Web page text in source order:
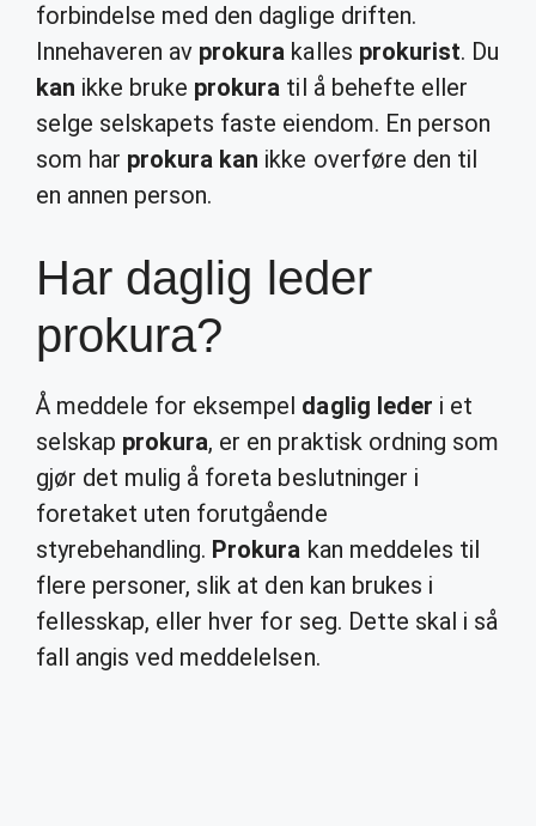
forbindelse med den daglige driften.
Innehaveren av prokura kalles prokurist. Du
kan ikke bruke prokura til å behefte eller
selge selskapets faste eiendom. En person
som har prokura kan ikke overføre den til
en annen person.
Har daglig leder
prokura?
Å meddele for eksempel daglig leder i et
selskap prokura, er en praktisk ordning som
gjør det mulig å foreta beslutninger i
foretaket uten forutgående
styrebehandling. Prokura kan meddeles til
flere personer, slik at den kan brukes i
fellesskap, eller hver for seg. Dette skal i så
fall angis ved meddelelsen.